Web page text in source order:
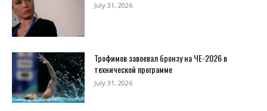
July 31, 2026
Трофимов завоевал бронзу на ЧЕ-2026 в
технической программе
July 31, 2026